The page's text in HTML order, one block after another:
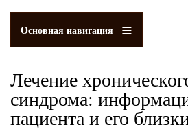
Основная навигация
Лечение
синдрома:
пациента и его